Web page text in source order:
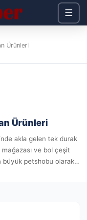
☰
Ürünleri
Ürünleri
akla gelen tek durak
ve bol çeşit
büyük petshobu olarak,